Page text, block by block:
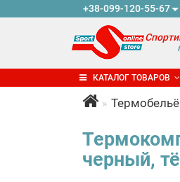
+38-099-120-55-67
КАТАЛОГ ТОВАРОВ
Термобельё
черный,